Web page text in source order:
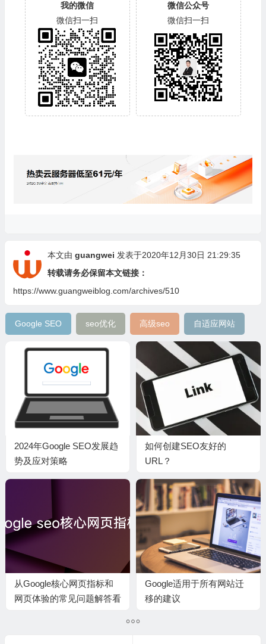
我的微信
微信扫一扫
微信公众号
微信扫一扫
本文由 guangwei 发表于2020年12月30日 21:29:35
转载请务必保留本文链接：
https://www.guangweiblog.com/archives/510
Google SEO seo优化 高级seo 自适应网站
2024年Google SEO发展趋
势及应对策略
如何创建SEO友好的
URL？
从Google核心网页指标和
网页体验的常见问题解答看
Google适用于所有网站迁
移的建议